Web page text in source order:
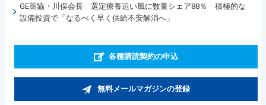
GE薬協・川俣会長 選定療養追い風に数量シェア88％ 積極的な
設備投資で「なるべく早く供給不安解消へ」
各種購読契約の申込
無料メールマガジンの登録